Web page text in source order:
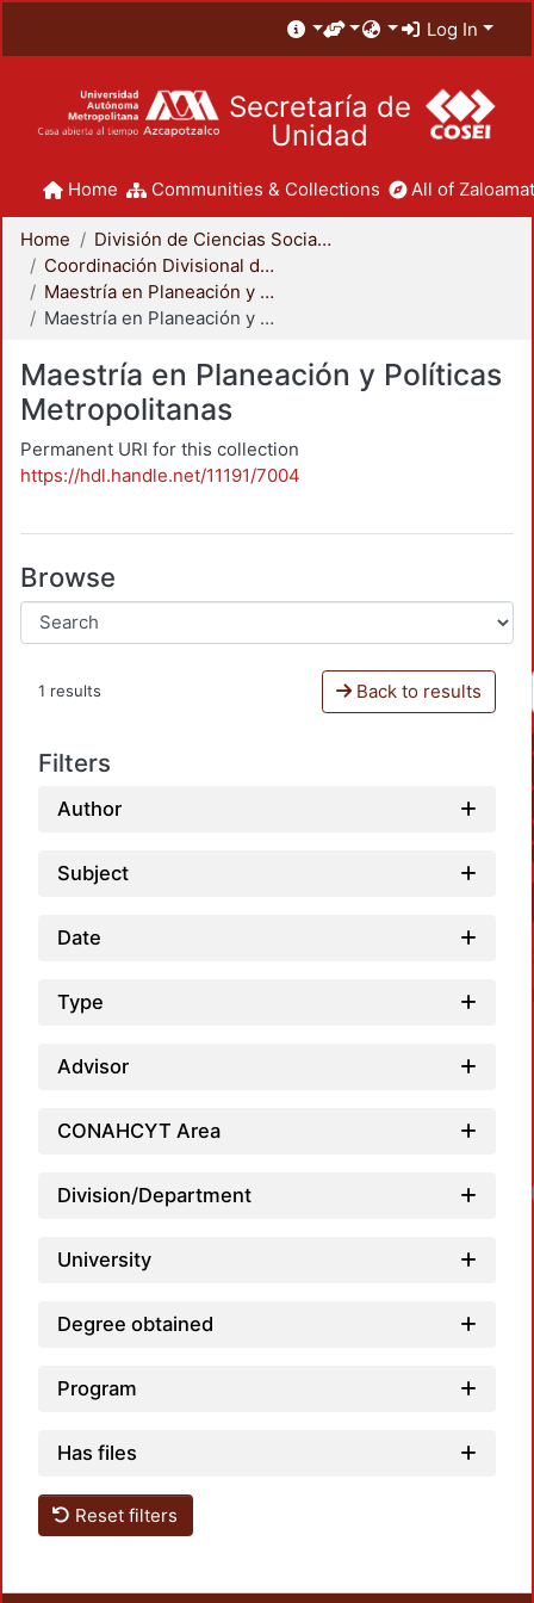
Log In
Secretaría de
Unidad
Home Communities & Collections All of
Home
División de Ciencias Sociales y Humanidades
Coordinación Divisional de Posgrado
Maestría en Planeación y Políticas Metropolitanas
Maestría en Planeación y Políticas Metropolitanas
Maestría en Planeación y Políticas
Metropolitanas
Permanent URI for this collection
https://hdl.handle.net/11191/7004
Browse
1 results Back to results
Filters
Author
Subject
Date
Type
Advisor
CONAHCYT Area
Division/Department
University
Degree obtained
Program
Has files
Reset filters